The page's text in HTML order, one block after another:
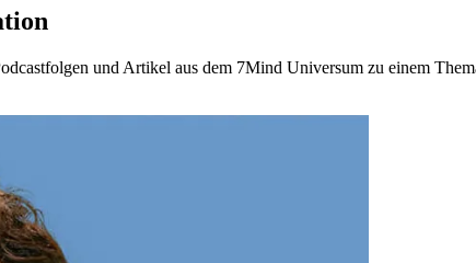
und Artikel aus dem 7Mind Universum zu einem